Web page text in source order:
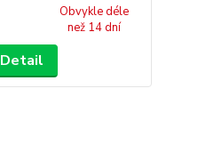
Obvykle déle
než 14 dní
Detail